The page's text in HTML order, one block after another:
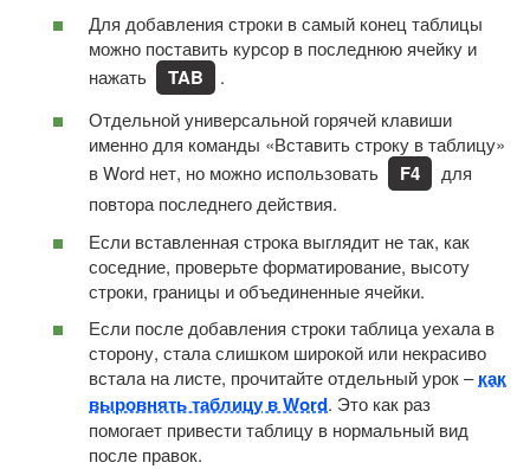
Для добавления строки в самый конец таблицы
можно поставить курсор в последнюю ячейку и
нажать
TAB
.
Отдельной универсальной горячей клавиши
именно для команды «Вставить строку в таблицу»
в Word нет, но можно использовать
F4
для
повтора последнего действия.
Если вставленная строка выглядит не так, как
соседние, проверьте форматирование, высоту
строки, границы и объединенные ячейки.
Если после добавления строки таблица уехала в
сторону, стала слишком широкой или некрасиво
встала на листе, прочитайте отдельный урок –как
выровнять таблицу в Word. Это как раз
помогает привести таблицу в нормальный вид
после правок.